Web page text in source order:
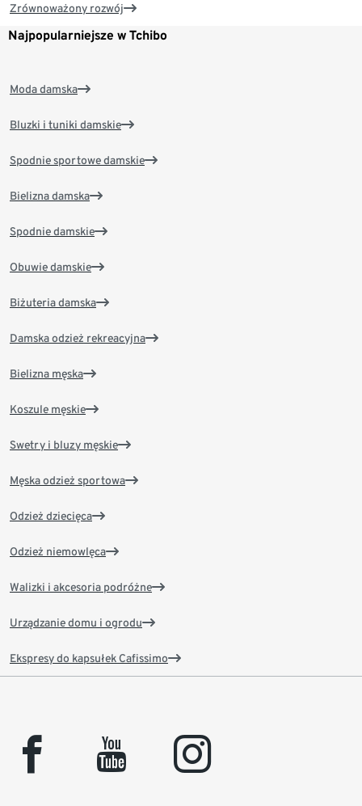
Zrównoważony rozwój
Najpopularniejsze w Tchibo
Moda damska
Bluzki i tuniki damskie
Spodnie sportowe damskie
Bielizna damska
Spodnie damskie
Obuwie damskie
Biżuteria damska
Damska odzież rekreacyjna
Bielizna męska
Koszule męskie
Swetry i bluzy męskie
Męska odzież sportowa
Odzież dziecięca
Odzież niemowlęca
Walizki i akcesoria podróżne
Urządzanie domu i ogrodu
Ekspresy do kapsułek Cafissimo
facebook youtube instagram